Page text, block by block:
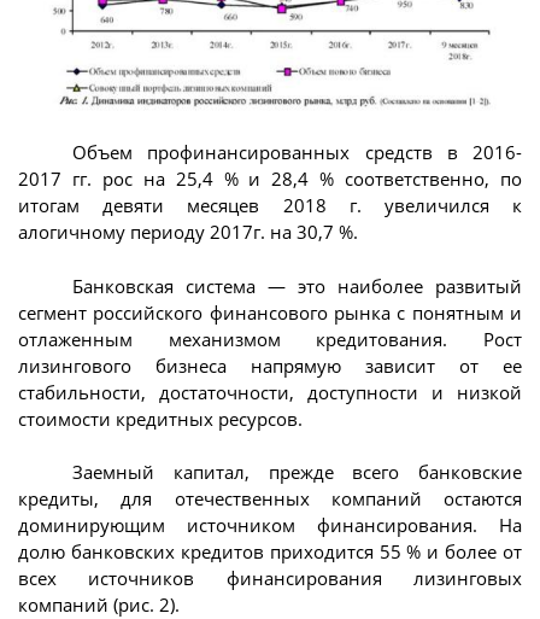
Объем профинансированных средств в 2016-
2017 гг. рос на 25,4 % и 28,4 % соответственно, по
итогам девяти месяцев 2018 г. увеличился к
алогичному периоду 2017г. на 30,7 %.
Банковская система — это наиболее развитый
сегмент российского финансового рынка с понятным и
отлаженным механизмом кредитования. Рост
лизингового бизнеса напрямую зависит от ее
стабильности, достаточности, доступности и низкой
стоимости кредитных ресурсов.
Заемный капитал, прежде всего банковские
кредиты, для отечественных компаний остаются
доминирующим источником финансирования. На
долю банковских кредитов приходится 55 % и более от
всех источников финансирования лизинговых
компаний (рис. 2).